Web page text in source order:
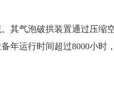
其气泡破拱装置通过压缩
年运行时间超过8000小时，